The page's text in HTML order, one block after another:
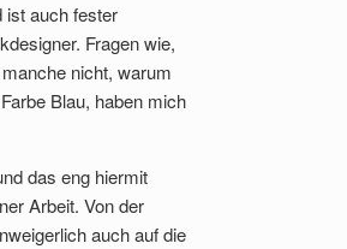
ist auch fester
Fragen wie,
nicht, warum
Blau, haben mich
das eng hiermit
Arbeit. Von der
auch auf die